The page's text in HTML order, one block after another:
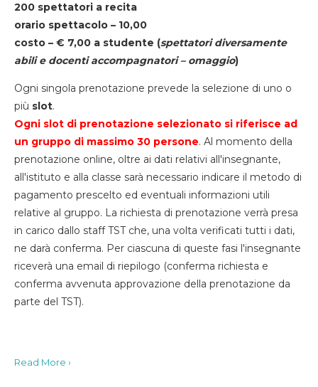
200 spettatori a recita
orario spettacolo – 10,00
costo – € 7,00 a studente (spettatori diversamente
abili e docenti accompagnatori – omaggio)
Ogni singola prenotazione prevede la selezione di uno o
più slot.
Ogni slot di prenotazione selezionato si riferisce ad
un gruppo di massimo 30 persone. Al momento della
prenotazione online, oltre ai dati relativi all'insegnante,
all'istituto e alla classe sarà necessario indicare il metodo di
pagamento prescelto ed eventuali informazioni utili
relative al gruppo. La richiesta di prenotazione verrà presa
in carico dallo staff TST che, una volta verificati tutti i dati,
ne darà conferma. Per ciascuna di queste fasi l'insegnante
riceverà una email di riepilogo (conferma richiesta e
conferma avvenuta approvazione della prenotazione da
parte del TST).
Read More ›